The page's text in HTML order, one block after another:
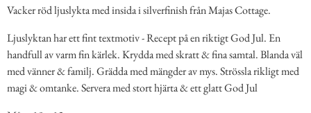
Vacker röd ljuslykta med insida i silverfinish från Majas Cottage.
Ljuslyktan har ett fint textmotiv - Recept på en riktigt God Jul. En
handfull av varm fin kärlek. Krydda med skratt & fina samtal. Blanda väl
med vänner & familj. Grädda med mängder av mys. Strössla rikligt med
magi & omtanke. Servera med stort hjärta & ett glatt God Jul